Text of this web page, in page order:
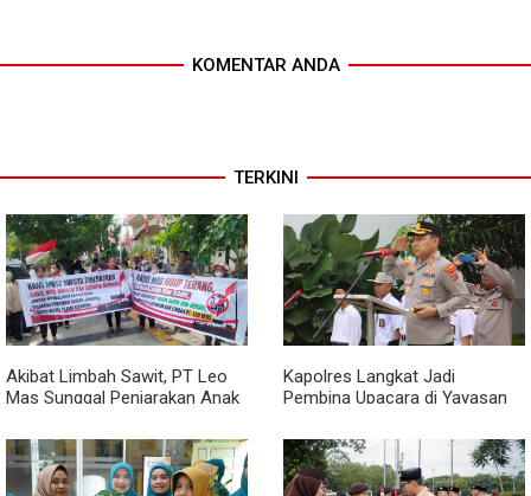
KOMENTAR ANDA
TERKINI
Akibat Limbah Sawit, PT Leo
Mas Sunggal Penjarakan Anak
Kapolres Langkat Jadi
Pembina Upacara di Yayasan
Rahman, Berikan Motivasi dan
Edukasi Kamtibmas kepada
Pelajar